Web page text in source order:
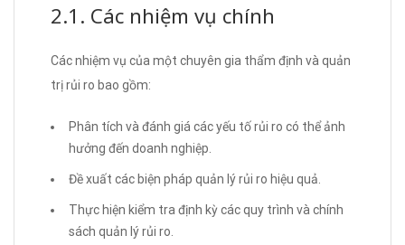
2.1. Các nhiệm vụ chính
Các nhiệm vụ của một chuyên gia thẩm định và quản
trị rủi ro bao gồm:
Phân tích và đánh giá các yếu tố rủi ro có thể ảnh
hưởng đến doanh nghiệp.
Đề xuất các biện pháp quản lý rủi ro hiệu quả.
Thực hiện kiểm tra định kỳ các quy trình và chính
sách quản lý rủi ro.